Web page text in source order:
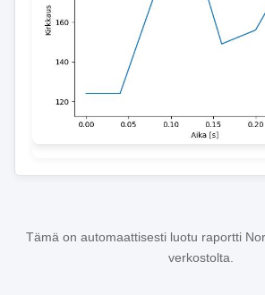
Tämä on automaattisesti luotu raportti
verkostolta.